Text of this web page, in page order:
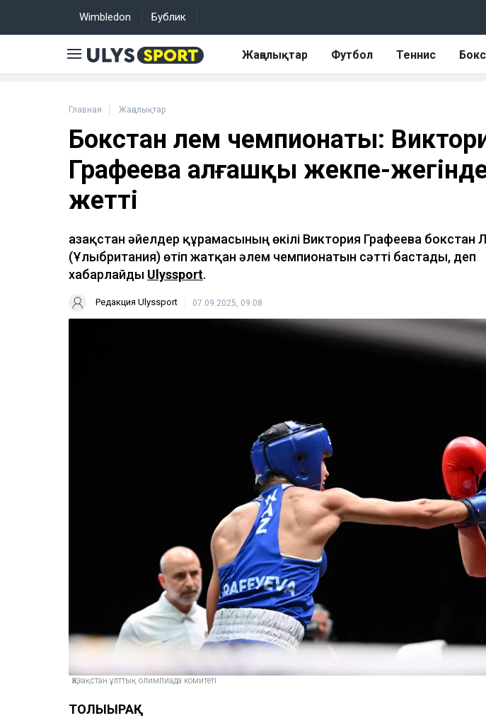
Wimbledon Бублик
Жаңалықтар Футбол Теннис Бокс
Главная Жаңалықтар
Бокстан әлем чемпионаты:
Графеева алғашқы жекпе-
жетті
Қазақстан әйелдер құрамасының өкілі Виктория Графеева бокстан
(Ұлыбритания) өтіп жатқан әлем чемпионатын сәтті бастады, деп
хабарлайды Ulyssport.
Редакция Ulyssport 07.09.2025, 09:08
Қазақстан ұлттық олимпиада комитеті
ТОЛЫҒЫРАҚ